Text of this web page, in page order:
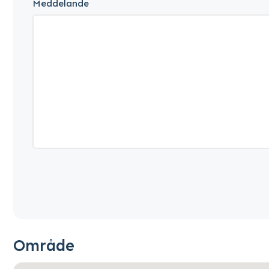
Meddelande
Område